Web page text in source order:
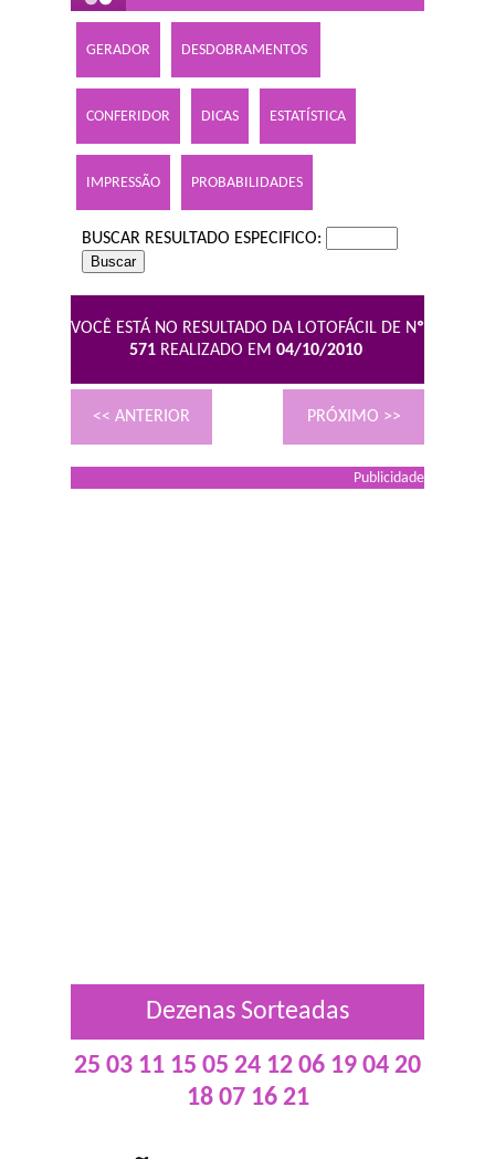
GERADOR DESDOBRAMENTOS
CONFERIDOR DICAS ESTATÍSTICA
IMPRESSÃO PROBABILIDADES
BUSCAR RESULTADO ESPECIFICO:
VOCÊ ESTÁ NO RESULTADO DA LOTOFÁCIL DE Nº
571 REALIZADO EM 04/10/2010
<< ANTERIOR PRÓXIMO >>
Publicidade
Dezenas Sorteadas
25 03 11 15 05 24 12 06 19 04 20
18 07 16 21